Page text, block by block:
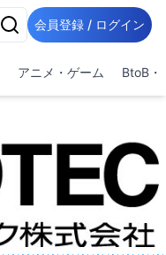
会員登録 / ログイン
アニメ・ゲーム BtoB・